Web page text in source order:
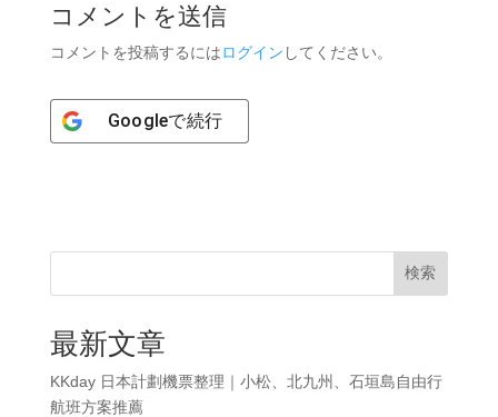
コメントを送信
コメントを投稿するにはログイン してください。
Googleで続行
検索
最新文章
KKday 日本計劃機票整理｜小松、北九州、石垣島自由行
航班方案推薦